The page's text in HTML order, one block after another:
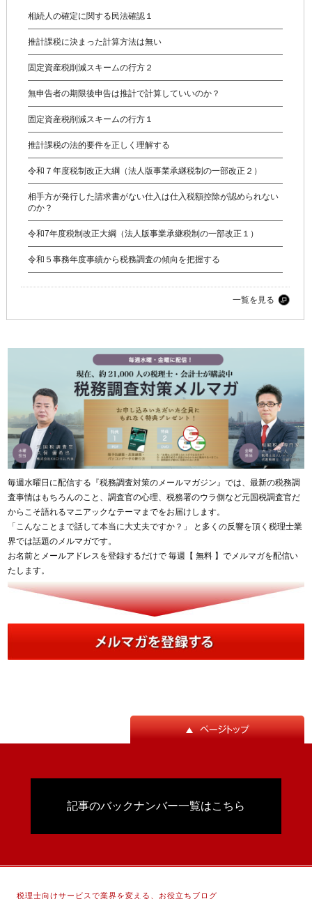
相続人の確定に関する民法確認１
推計課税に決まった計算方法は無い
固定資産税削減スキームの行方２
無申告者の期限後申告は推計で計算していいのか？
固定資産税削減スキームの行方１
推計課税の法的要件を正しく理解する
令和７年度税制改正大綱（法人版事業承継税制の一部改正２）
相手方が発行した請求書がない仕入は仕入税額控除が認められない
のか？
令和7年度税制改正大綱（法人版事業承継税制の一部改正１）
令和５事務年度事績から税務調査の傾向を把握する
一覧を見る
毎週水曜日に配信する『税務調査対策のメールマガジン』では、最新の税務調
査事情はもちろんのこと、調査官の心理、税務署のウラ側など元国税調査官だ
からこそ語れるマニアックなテーマまでをお届けします。
「こんなことまで話して本当に大丈夫ですか？」 と多くの反響を頂く税理士業
界では話題のメルマガです。
お名前とメールアドレスを登録するだけで 毎週【 無料 】でメルマガを配信い
たします。
記事のバックナンバー一覧はこちら
税理士向けサービスで業界を変える、お役立ちブログ